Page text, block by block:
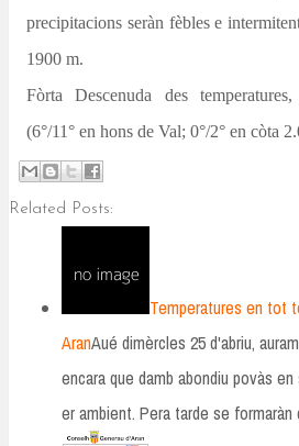
precipitacions seràn fèbles e
1900 m.
Fòrta Descenuda des
(6°/11° en hons de Val; 0°/2° en còta
Related Posts:
Temperatures en tot
AranAué dimèrcles 25 d'abriu,
encara que damb abondiu povàs
er ambient. Pera tarde se